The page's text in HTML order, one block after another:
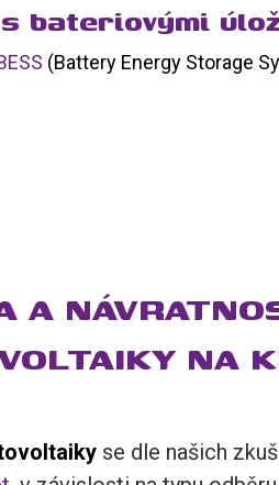
bateriovými
(Battery Energy Storage
A
NA
se dle našich